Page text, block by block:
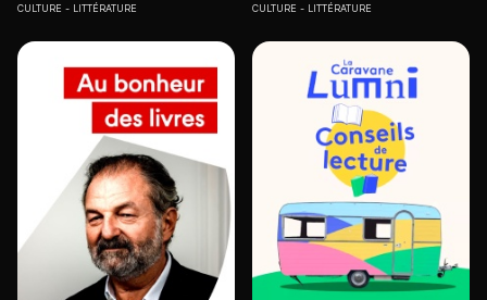
CULTURE LITTÉRATURE CULTURE LITTÉRATURE